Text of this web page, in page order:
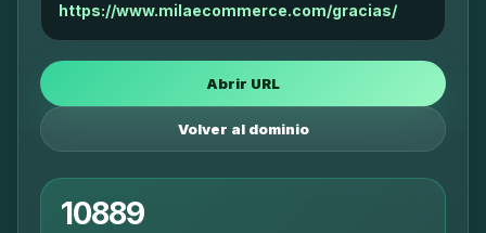
https://www.milaecommerce.com/gracias/
Abrir URL
Volver al dominio
10889